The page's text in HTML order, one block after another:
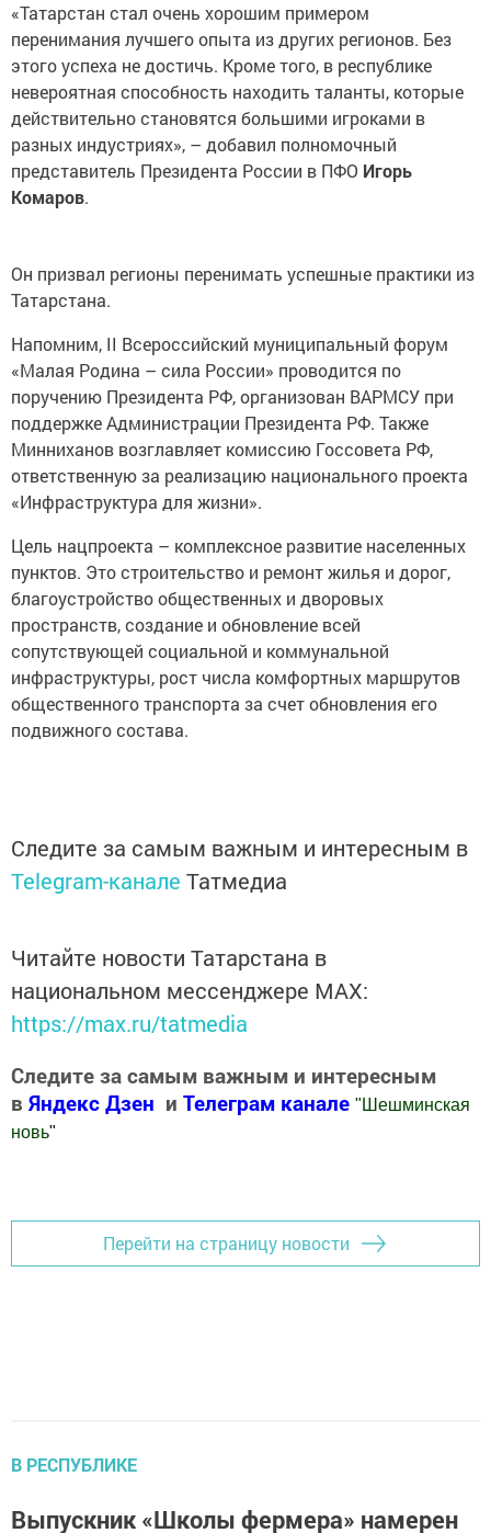
«Татарстан стал очень хорошим примером
перенимания лучшего опыта из других регионов. Без
этого успеха не достичь. Кроме того, в республике
невероятная способность находить таланты, которые
действительно становятся большими игроками в
разных индустриях», – добавил полномочный
представитель Президента России в ПФО Игорь
Комаров.
Он призвал регионы перенимать успешные практики из
Татарстана.
Напомним, II Всероссийский муниципальный форум
«Малая Родина – сила России» проводится по
поручению Президента РФ, организован ВАРМСУ при
поддержке Администрации Президента РФ. Также
Минниханов возглавляет комиссию Госсовета РФ,
ответственную за реализацию национального проекта
«Инфраструктура для жизни».
Цель нацпроекта – комплексное развитие населенных
пунктов. Это строительство и ремонт жилья и дорог,
благоустройство общественных и дворовых
пространств, создание и обновление всей
сопутствующей социальной и коммунальной
инфраструктуры, рост числа комфортных маршрутов
общественного транспорта за счет обновления его
подвижного состава.
Следите за самым важным и интересным в
Telegram-канале Татмедиа
Читайте новости Татарстана в
национальном мессенджере MАХ:
https://max.ru/tatmedia
Следите за самым важным и интересным
в Яндекс Дзен и Телеграм канале " Шешминская
новь"
Перейти на страницу новости
В РЕСПУБЛИКЕ
Выпускник «Школы фермера» намерен